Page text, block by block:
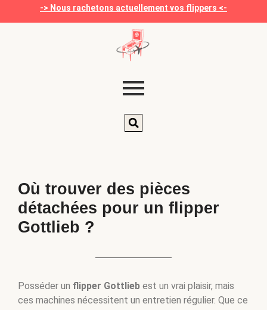
-> Nous rachetons actuellement vos flippers <-
Où trouver des pièces
détachées pour un flipper
Gottlieb ?
Posséder un flipper Gottlieb est un vrai plaisir, mais
ces machines nécessitent un entretien régulier. Que ce